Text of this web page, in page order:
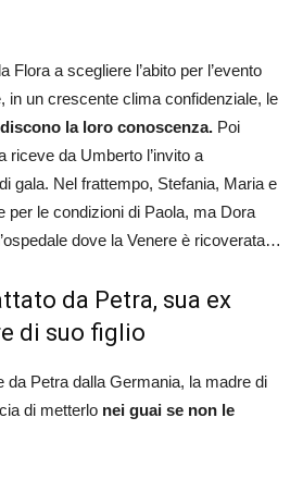
Flora a scegliere l’abito per l’evento
in un crescente clima confidenziale, le
la loro conoscenza. Poi
riceve da Umberto l’invito a
gala. Nel frattempo, Stefania, Maria e
per le condizioni di Paola, ma Dora
dove la Venere è ricoverata…
da Petra, sua ex
di suo figlio
da Petra dalla Germania, la madre di
di metterlo nei guai se non le